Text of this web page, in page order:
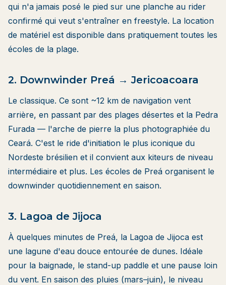
qui n'a jamais posé le pied sur une planche au rider
confirmé qui veut s'entraîner en freestyle. La location
de matériel est disponible dans pratiquement toutes les
écoles de la plage.
2. Downwinder Preá → Jericoacoara
Le classique. Ce sont ~12 km de navigation vent
arrière, en passant par des plages désertes et la Pedra
Furada — l'arche de pierre la plus photographiée du
Ceará. C'est le ride d'initiation le plus iconique du
Nordeste brésilien et il convient aux kiteurs de niveau
intermédiaire et plus. Les écoles de Preá organisent le
downwinder quotidiennement en saison.
3. Lagoa de Jijoca
À quelques minutes de Preá, la Lagoa de Jijoca est
une lagune d'eau douce entourée de dunes. Idéale
pour la baignade, le stand-up paddle et une pause loin
du vent. En saison des pluies (mars–juin), le niveau